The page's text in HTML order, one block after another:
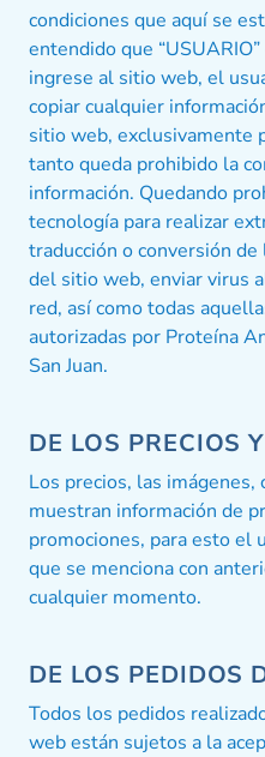
condiciones que aquí se
entendido que
ingrese al sitio web, el
copiar cualquier
sitio web, exclusivamente
tanto queda prohibido la
información. Quedando
tecnología para realizar
traducción o conversión
del sitio web, enviar virus
red, así como todas
autorizadas por Proteína
San Juan.
DE LOS PRECIOS
Los precios, las
muestran información de
promociones, para esto el
que se menciona con
cualquier momento.
DE LOS PEDIDOS
Todos los pedidos
web están sujetos a la